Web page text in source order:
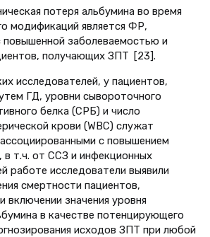
потеря альбумина во время
модификаций является ФР,
повышенной заболеваемостью и
получающих ЗПТ [23].
исследователей, у пациентов,
ГД, уровни сывороточного
белка (СРБ) и число
крови (WBC) служат
с повышением
т.ч. от ССЗ и инфекционных
работе исследователи выявили
смертности пациентов,
значения уровня
в качестве потенцирующего
исходов ЗПТ при любой